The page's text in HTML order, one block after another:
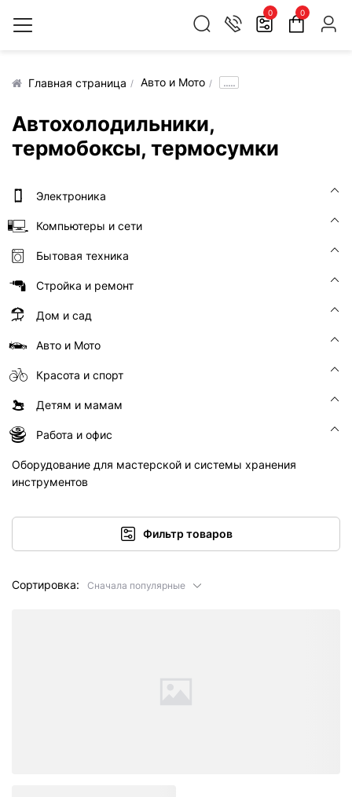
0 0
Главная страница Авто и Мото .....
Автохолодильники,
термобоксы, термосумки
Электроника
Компьютеры и сети
Бытовая техника
Стройка и ремонт
Дом и сад
Авто и Мото
Красота и спорт
Детям и мамам
Работа и офис
Оборудование для мастерской и системы хранения
инструментов
Фильтр товаров
Сортировка: Сначала популярные